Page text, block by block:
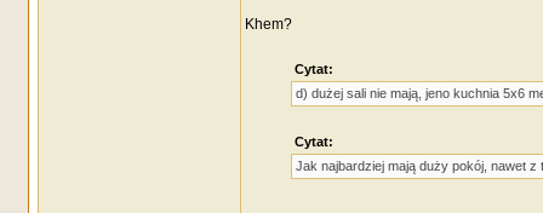
Khem?
Cytat:
d) dużej sali nie mają, jeno kuchnia 5x6
Cytat:
Jak najbardziej mają duży pokój, nawet z